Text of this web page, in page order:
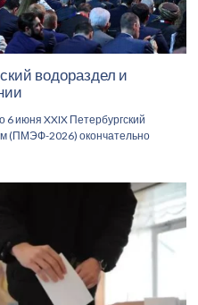
водораздел и
июня XXIX Петербургский
(ПМЭФ-2026) окончательно